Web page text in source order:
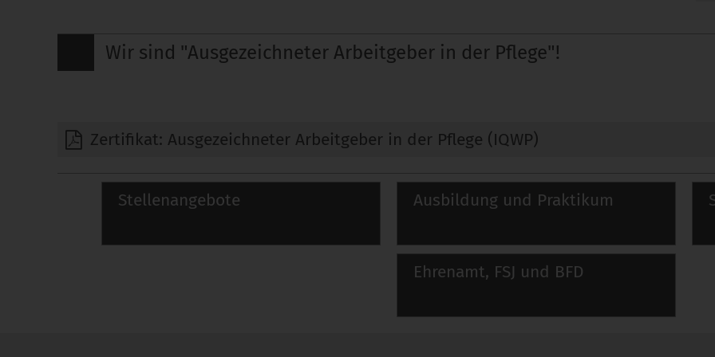
Wir sind "Ausgezeichneter Arbeitgeber in der Pflege"!
Zertifikat: Ausgezeichneter Arbeitgeber in der Pflege (IQWP)
Stellenangebote Ausbildung und Praktikum
Ehrenamt, FSJ und BFD